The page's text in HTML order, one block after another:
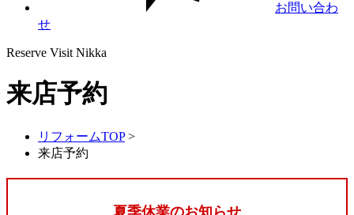
お問い合わ
せ
Reserve Visit Nikka
来店予約
リフォームTOP>
来店予約
夏季休業のお知らせ